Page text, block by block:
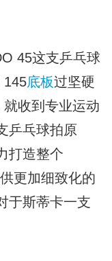
45这支乒乓球
145底板过坚硬
收到专业运动
乒乓球拍原
打造整个
更加细致化的
于斯蒂卡一支